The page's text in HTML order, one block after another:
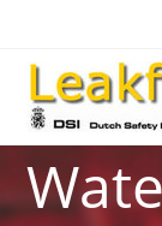
inhoud